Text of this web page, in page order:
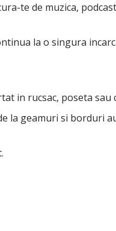
te de muzica,
la o singura
in rucsac, poseta sau
la geamuri si borduri